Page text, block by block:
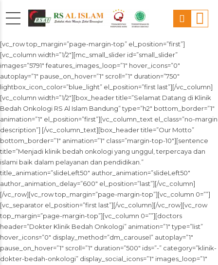
[vc_row top_margin=”page-margin-top” el_position=”first”]
[vc_column width=”1/2″][mc_small_slider id=”small_slider”
images=”5791″ features_images_loop=”1″ hover_icons=”0″
autoplay=”1″ pause_on_hover=”1″ scroll=”1″ duration=”750″
lightbox_icon_color=”blue_light” el_position=”first last”][/vc_column]
[vc_column width=”1/2″][box_header title=”Selamat Datang di Klinik
Bedah Onkologi RS Al Islam Bandung” type=”h2″ bottom_border=”1″
animation=”1″ el_position=”first”][vc_column_text el_class=”no-margin
description”] [/vc_column_text][box_header title=”Our Motto”
bottom_border=”1″ animation=”1″ class=”margin-top-10″][sentence
title=”Menjadi klinik bedah onkologi yang unggul, terpercaya dan
islami baik dalam pelayanan dan pendidikan.”
title_animation=”slideLeft50″ author_animation=”slideLeft50″
author_animation_delay=”600″ el_position=”last”][/vc_column]
[/vc_row][vc_row top_margin=”page-margin-top”][vc_column 0=””]
[vc_separator el_position=”first last”][/vc_column][/vc_row][vc_row
top_margin=”page-margin-top”][vc_column 0=””][doctors
header=”Dokter Klinik Bedah Onkologi” animation=”1″ type=”list”
hover_icons=”0″ display_method=”dm_carousel” autoplay=”1″
pause_on_hover=”1″ scroll=”1″ duration=”500″ ids=”-” category=”klinik-
dokter-bedah-onkologi” display_social_icons=”1″ images_loop=”1″